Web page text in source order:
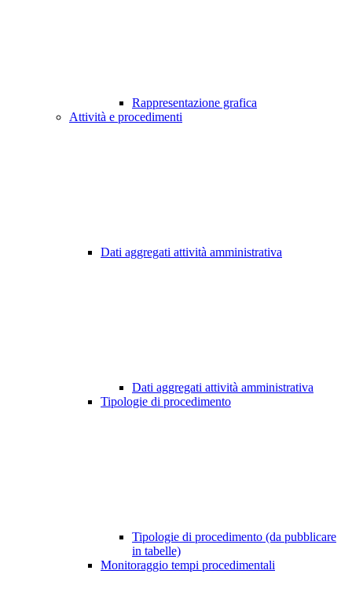
Rappresentazione grafica
Attività e procedimenti
Dati aggregati attività amministrativa
Dati aggregati attività amministrativa
Tipologie di procedimento
Tipologie di procedimento (da pubblicare
in tabelle)
Monitoraggio tempi procedimentali